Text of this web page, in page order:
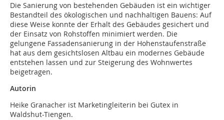
Die Sanierung von bestehenden Gebäuden ist ein wichtiger
Bestandteil des ökologischen und nachhaltigen Bauens: Auf
diese Weise konnte der Erhalt des Gebäudes gesichert und
der Einsatz von Rohstoffen minimiert werden. Die
gelungene Fassadensanierung in der Hohenstaufenstraße
hat aus dem gesichtslosen Altbau ein modernes Gebäude
entstehen lassen und zur Steigerung des Wohnwertes
beigetragen.
Autorin
Heike Granacher ist Marketingleiterin bei Gutex in
Waldshut-Tiengen.